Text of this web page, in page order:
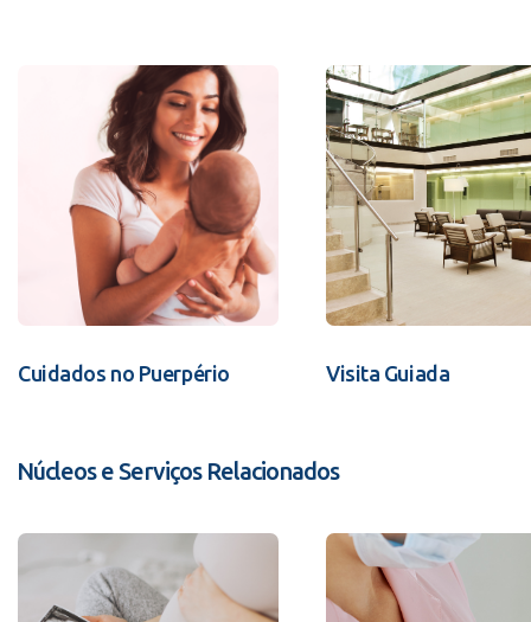
Cuidados no Puerpério Visita Guiada
Núcleos e Serviços Relacionados